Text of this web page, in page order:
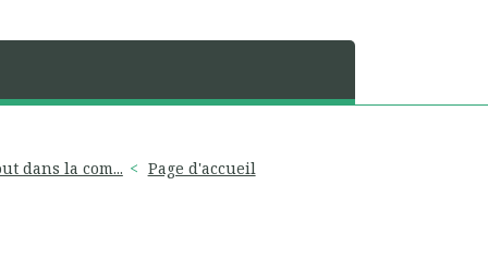
dans la com... Page d'accueil